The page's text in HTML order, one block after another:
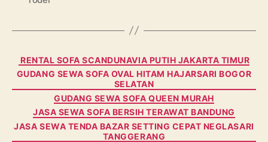
Categories
RENTAL SOFA SCANDUNAVIA PUTIH JAKARTA TIMUR
GUDANG SEWA SOFA OVAL HITAM HAJARSARI BOGOR
SELATAN
GUDANG SEWA SOFA QUEEN MURAH
JASA SEWA SOFA BERSIH TERAWAT BANDUNG
JASA SEWA TENDA BAZAR SETTING CEPAT NEGLASARI
TANGGERANG